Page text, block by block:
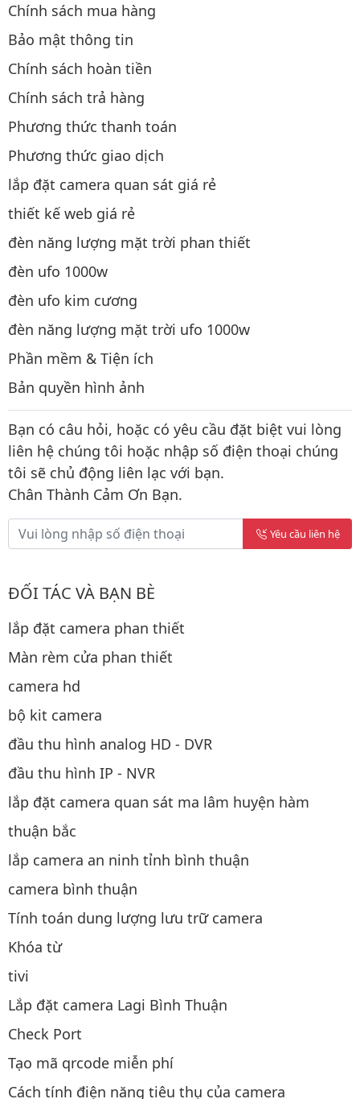
Chính sách mua hàng
Bảo mật thông tin
Chính sách hoàn tiền
Chính sách trả hàng
Phương thức thanh toán
Phương thức giao dịch
lắp đặt camera quan sát giá rẻ
thiết kế web giá rẻ
đèn năng lượng mặt trời phan thiết
đèn ufo 1000w
đèn ufo kim cương
đèn năng lượng mặt trời ufo 1000w
Phần mềm & Tiện ích
Bản quyền hình ảnh
Bạn có câu hỏi, hoặc có yêu cầu đặt biệt vui lòng
liên hệ chúng tôi hoặc nhập số điện thoại chúng
tôi sẽ chủ động liên lạc với bạn.
Chân Thành Cảm Ơn Bạn.
Yêu cầu liên hệ
ĐỐI TÁC VÀ BẠN BÈ
lắp đặt camera phan thiết
Màn rèm cửa phan thiết
camera hd
bộ kit camera
đầu thu hình analog HD - DVR
đầu thu hình IP - NVR
lắp đặt camera quan sát ma lâm huyện hàm
thuận bắc
lắp camera an ninh tỉnh bình thuận
camera bình thuận
Tính toán dung lượng lưu trữ camera
Khóa từ
tivi
Lắp đặt camera Lagi Bình Thuận
Check Port
Tạo mã qrcode miễn phí
Cách tính điện năng tiêu thụ của camera